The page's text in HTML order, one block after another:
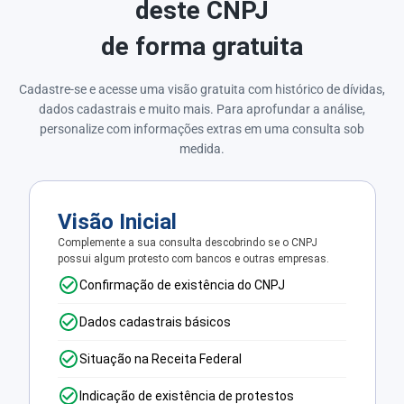
deste CNPJ
de forma gratuita
Cadastre-se e acesse uma visão gratuita com histórico de dívidas,
dados cadastrais e muito mais. Para aprofundar a análise,
personalize com informações extras em uma consulta sob
medida.
Visão Inicial
Complemente a sua consulta descobrindo se o CNPJ
possui algum protesto com bancos e outras empresas.
Confirmação de existência do CNPJ
Dados cadastrais básicos
Situação na Receita Federal
Indicação de existência de protestos